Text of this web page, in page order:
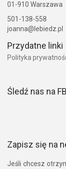
01-910 Warszawa
501-138-558
joanna@lebiedz.pl
Przydatne linki
Polityka
Śledź nas na
Zapisz się na
Jeśli chcesz